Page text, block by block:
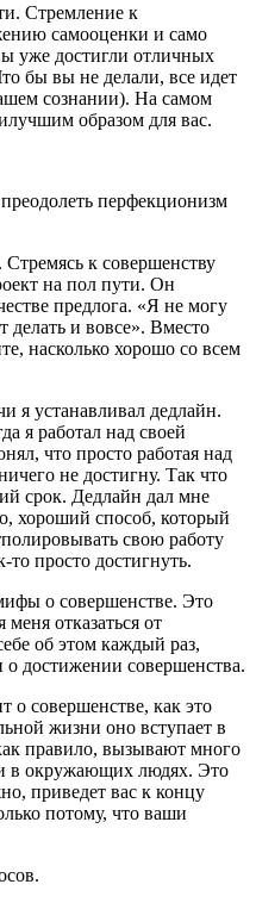
Стремление к
самооценки и само
уже достигли отличных
бы вы не делали, все идет
сознании). На самом
образом для вас.
перфекционизм
к совершенству
на пол пути. Он
предлога. «Я не могу
делать и вовсе». Вместо
насколько хорошо со всем
я устанавливал дедлайн.
я работал над своей
что просто работая над
не достигну. Так что
срок. Дедлайн дал мне
хороший способ, который
свою работу
то просто достигнуть.
о совершенстве. Это
отказаться от
об этом каждый раз,
достижении совершенства.
о совершенстве, как это
жизни оно вступает в
правило, вызывают много
и в окружающих людях. Это
приведет вас к концу
потому, что ваши